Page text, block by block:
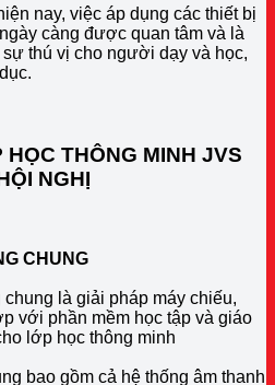
nay, việc áp dụng các thiết bị
càng được quan tâm và là
thú vị cho người dạy và học,
THÔNG MINH JVS
NGHỊ
CHUNG
là giải pháp máy chiếu,
với phần mềm học tập và giáo
lớp học thông minh
bao gồm cả hệ thống âm thanh